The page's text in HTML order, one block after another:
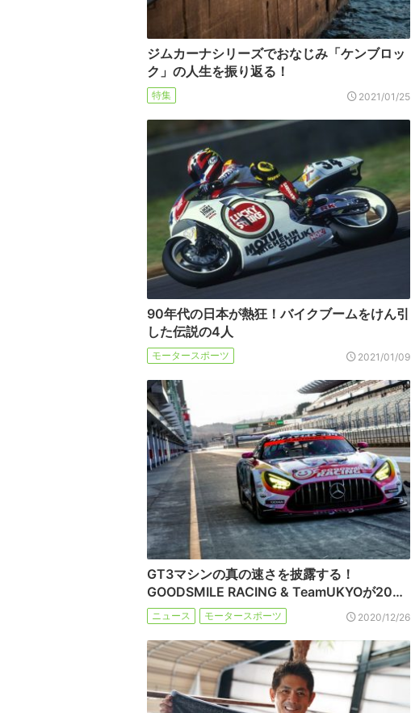
ジムカーナシリーズでおなじみ「ケンブロッ
ク」の人生を振り返る！
特集 2021/01/25
90年代の日本が熱狂！バイクブームをけん引
した伝説の4人
モータースポーツ 2021/01/09
GT3マシンの真の速さを披露する！
GOODSMILE RACING & TeamUKYOが20…
ニュース モータースポーツ 2020/12/26